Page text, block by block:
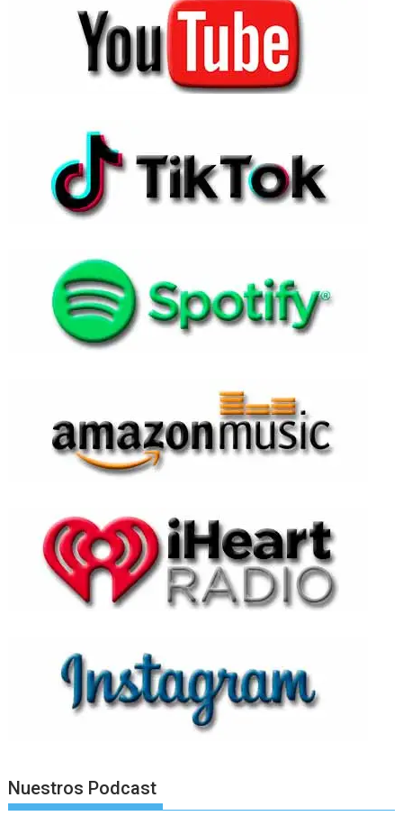
Nuestros Podcast